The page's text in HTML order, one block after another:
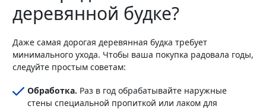
деревянной будке?
Даже самая дорогая деревянная будка требует
минимального ухода. Чтобы ваша покупка радовала годы,
следуйте простым советам:
Обработка. Раз в год обрабатывайте наружные
стены специальной пропиткой или лаком для